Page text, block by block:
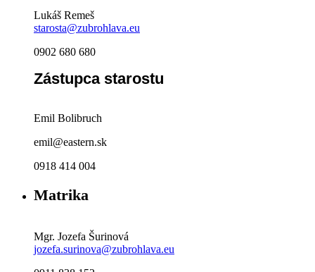
Lukáš Remeš
starosta@zubrohlava.eu
0902 680 680
Zástupca starostu
Emil Bolibruch
emil@eastern.sk
0918 414 004
Matrika
Mgr. Jozefa Šurinová
jozefa.surinova@zubrohlava.eu